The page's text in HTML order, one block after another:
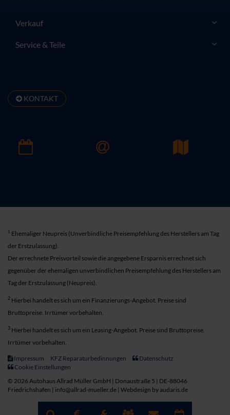
Verkauf
Service & Teile
KONTAKT
1 Ehemaliger Neupreis (Unverbindliche Preisempfehlung des Herstellers am Tag
der Erstzulassung).
Der errechnete Preisvorteil sowie die angegebene Ersparnis errechnet sich
gegenüber der ehemaligen unverbindlichen Preisempfehlung des Herstellers am
Tag der Erstzulassung (Neupreis).
2 Hierbei handelt es sich um ein Finanzierungs-Angebot. Preise sind
Bruttopreise. Irrtümer vorbehalten.
3 Hierbei handelt es sich um ein Leasing-Angebot. Preise sind Bruttopreise.
Irrtümer vorbehalten.
Impressum KFZ Reparaturbedinnungen
Datenschutz
Cookie Einstellungen
© 2026 Autohaus Allrad Müller GmbH | Donaustraße 5 | DE-88046
Friedrichshafen | info@allrad-mueller.de | Webdesign by audaris.de